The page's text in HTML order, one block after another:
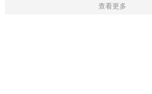
查看更多